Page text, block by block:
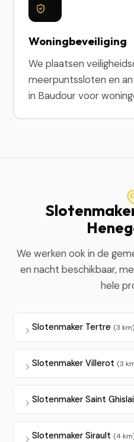
Woningbeveiliging
We plaatsen
meerpuntssloten en
in Baudour voor
We werken ook in de
en nacht beschikbaar,
hele
Slotenmaker Tertre (3 km)
Slotenmaker Villerot (3
Slotenmaker Saint
Slotenmaker Sirault (4